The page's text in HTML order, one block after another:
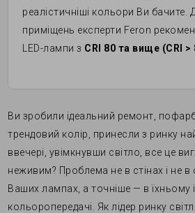
реалістичніші кольори Ви бачите.
приміщень експерти Feron
LED-лампи з CRI 80 та вище (CRI >
Ви зробили ідеальний ремонт,
трендовий колір, принесли з ринку
ввечері, увімкнувши світло, все це
неживим? Проблема не в стінах і не
Ваших лампах, а точніше — в їхньому
кольоропередачі. Як лідер ринку